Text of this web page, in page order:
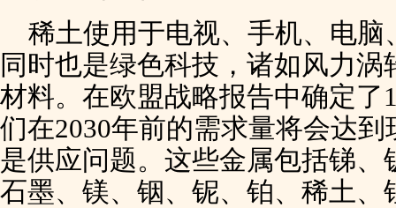
稀土使用于电视、手机、电
同时也是绿色科技，诸如风力
材料。在欧盟战略报告中确定了
们在2030年前的需求量将会达
是供应问题。这些金属包括锑
石墨、镁、铟、铌、铂、稀土、